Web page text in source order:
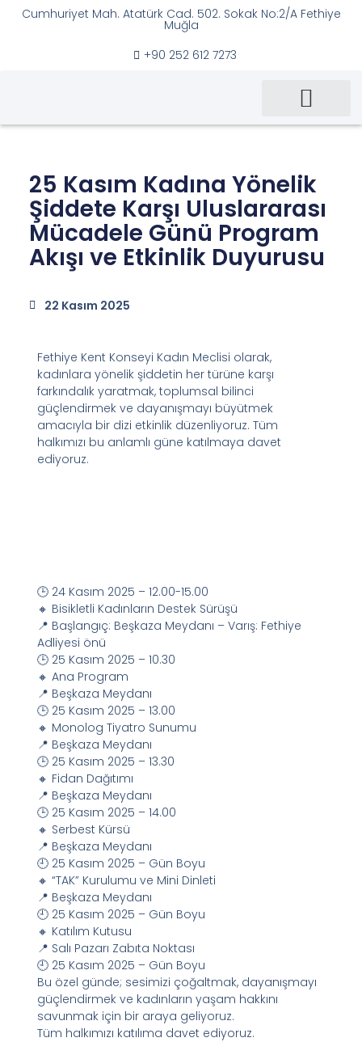
Cumhuriyet Mah. Atatürk Cad. 502. Sokak No:2/A Fethiye
Muğla
+90 252 612 7273
25 Kasım Kadına Yönelik
Şiddete Karşı Uluslararası
Mücadele Günü Program
Akışı ve Etkinlik Duyurusu
22 Kasım 2025
Fethiye Kent Konseyi Kadın Meclisi olarak,
kadınlara yönelik şiddetin her türüne karşı
farkındalık yaratmak, toplumsal bilinci
güçlendirmek ve dayanışmayı büyütmek
amacıyla bir dizi etkinlik düzenliyoruz. Tüm
halkımızı bu anlamlı güne katılmaya davet
ediyoruz.
🕒 24 Kasım 2025 – 12.00-15.00
🔸 Bisikletli Kadınların Destek Sürüşü
📍 Başlangıç: Beşkaza Meydanı – Varış: Fethiye
Adliyesi önü
🕒 25 Kasım 2025 – 10.30
🔸 Ana Program
📍 Beşkaza Meydanı
🕒 25 Kasım 2025 – 13.00
🔸 Monolog Tiyatro Sunumu
📍 Beşkaza Meydanı
🕒 25 Kasım 2025 – 13.30
🔸 Fidan Dağıtımı
📍 Beşkaza Meydanı
🕒 25 Kasım 2025 – 14.00
🔸 Serbest Kürsü
📍 Beşkaza Meydanı
🕘 25 Kasım 2025 – Gün Boyu
🔸 “TAK” Kurulumu ve Mini Dinleti
📍 Beşkaza Meydanı
🕘 25 Kasım 2025 – Gün Boyu
🔸 Katılım Kutusu
📍 Salı Pazarı Zabıta Noktası
🕘 25 Kasım 2025 – Gün Boyu
Bu özel günde; sesimizi çoğaltmak, dayanışmayı
güçlendirmek ve kadınların yaşam hakkını
savunmak için bir araya geliyoruz.
Tüm halkımızı katılıma davet ediyoruz.